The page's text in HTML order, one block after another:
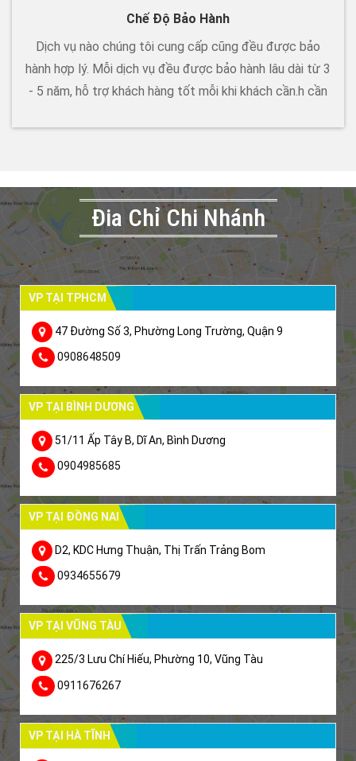
Chế Độ Bảo Hành
Dịch vụ nào chúng tôi cung cấp cũng đều được bảo
hành hợp lý. Mỗi dịch vụ đều được bảo hành lâu dài từ 3
- 5 năm, hỗ trợ khách hàng tốt mỗi khi khách cần.h cần
Đia Chỉ Chi Nhánh
VP TẠI TPHCM
47 Đường Số 3, Phường Long Trường, Quận 9
0908648509
VP TẠI BÌNH DƯƠNG
51/11 Ấp Tây B, Dĩ An, Bình Dương
0904985685
VP TẠI ĐỒNG NAI
D2, KDC Hưng Thuận, Thị Trấn Trảng Bom
0934655679
VP TẠI VŨNG TÀU
225/3 Lưu Chí Hiếu, Phường 10, Vũng Tàu
0911676267
VP TẠI HÀ TĨNH